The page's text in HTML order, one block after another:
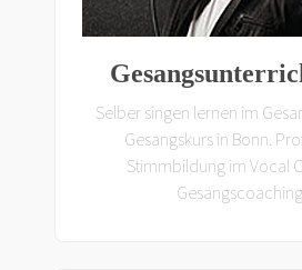
Selber singen lernen im
Gesangskurs in Bonn.
Stimmbildung im Vocal